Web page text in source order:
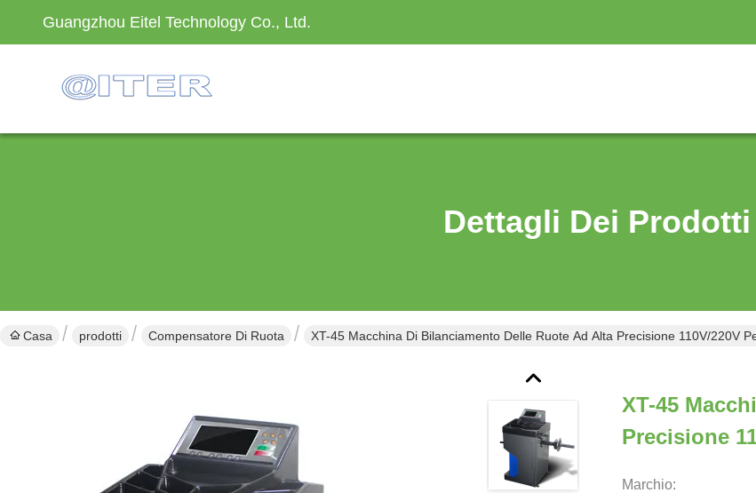
Guangzhou Eitel Technology Co., Ltd.
Dettagli Dei Prodotti
Casa prodotti Compensatore Di Ruota XT-45 Macchina Di Bilanciamento Delle Ruote Ad Alta Precisione 110V/220V
XT-45
Precisione
Marchio: